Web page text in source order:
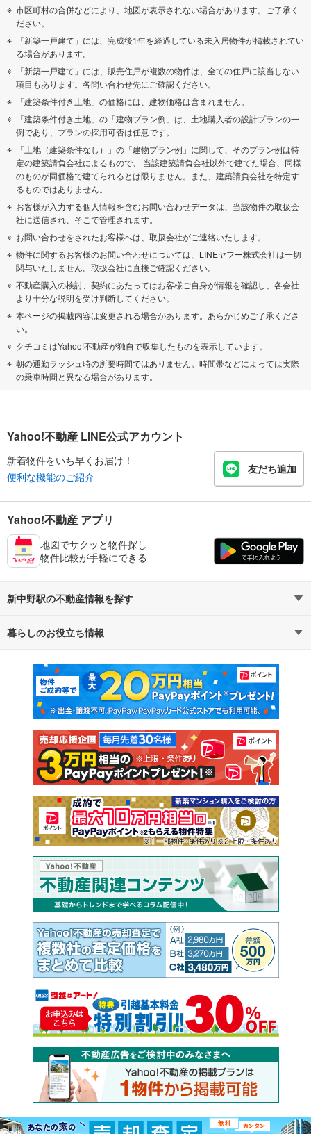
市区町村の合併などにより、地図が表示されない場合があります。ご了承く
ださい。
「新築一戸建て」には、完成後1年を経過している未入居物件が掲載されてい
る場合があります。
「新築一戸建て」には、販売住戸が複数の物件は、全ての住戸に該当しない
項目もあります。各問い合わせ先にご確認ください。
「建築条件付き土地」の価格には、建物価格は含まれません。
「建築条件付き土地」の「建物プラン例」は、土地購入者の設計プランの一
例であり、プランの採用可否は任意です。
「土地（建築条件なし）」の「建物プラン例」に関して、そのプラン例は特
定の建築請負会社によるもので、 当該建築請負会社以外で建てた場合、同様
のものが同価格で建てられるとは限りません。また、建築請負会社を特定す
るものではありません。
お客様が入力する個人情報を含むお問い合わせデータは、当該物件の取扱会
社に送信され、そこで管理されます。
お問い合わせをされたお客様へは、取扱会社がご連絡いたします。
物件に関するお客様のお問い合わせについては、LINEヤフー株式会社は一切
関与いたしません。取扱会社に直接ご確認ください。
不動産購入の検討、契約にあたってはお客様ご自身が情報を確認し、各会社
より十分な説明を受け判断してください。
本ページの掲載内容は変更される場合があります。あらかじめご了承くださ
い。
クチコミはYahoo!不動産が独自で収集したものを表示しています。
朝の通勤ラッシュ時の所要時間ではありません。時間帯などによっては実際
の乗車時間と異なる場合があります。
Yahoo!不動産 LINE公式アカウント
新着物件をいち早くお届け！
便利な機能のご紹介
友だち追加
Yahoo!不動産 アプリ
地図でサクッと物件探し
物件比較が手軽にできる
新中野駅の不動産情報を探す
不動産・住宅
新築マンション 中古マンション
新築一戸建て 中古一戸建て
注文住宅 土地
売却査定
暮らしのお役立ち情報
マンションカタログ 教えて！住まいの先生